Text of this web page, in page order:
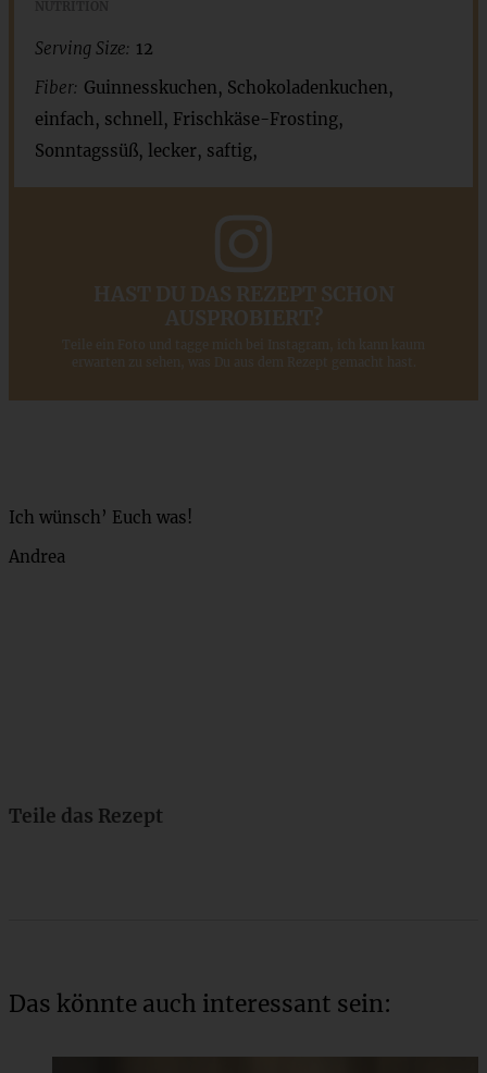
Serving Size: 12
Fiber: Guinnesskuchen, Schokoladenkuchen,
einfach, schnell, Frischkäse-Frosting,
Sonntagssüß, lecker, saftig,
HAST DU DAS REZEPT SCHON
AUSPROBIERT?
Teile ein Foto und tagge mich bei Instagram, ich kann kaum
erwarten zu sehen, was Du aus dem Rezept gemacht hast.
Ich wünsch’ Euch was!
Andrea
Teile das Rezept
Das könnte auch interessant sein: